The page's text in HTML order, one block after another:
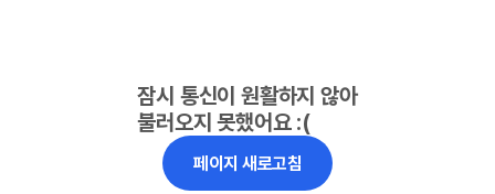
잠시 통신이 원활하지 않아
불러오지 못했어요 :(
페이지 새로고침